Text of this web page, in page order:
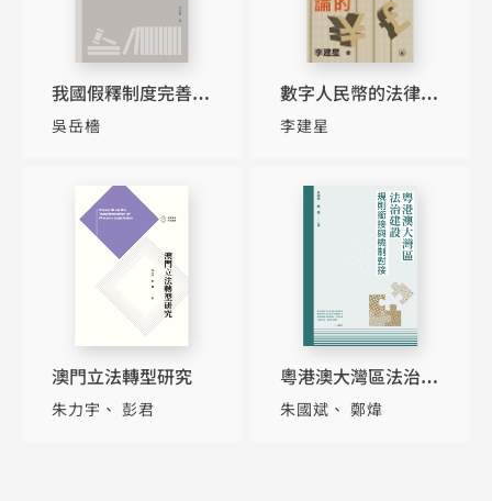
我國假釋制度完善研
究
吳岳檣
數字人民幣的法律框
架探論
李建星
澳門立法轉型研究
朱力宇 彭君
粵港澳大灣區法治建
設：規則銜接與機制
朱國斌 鄭煒